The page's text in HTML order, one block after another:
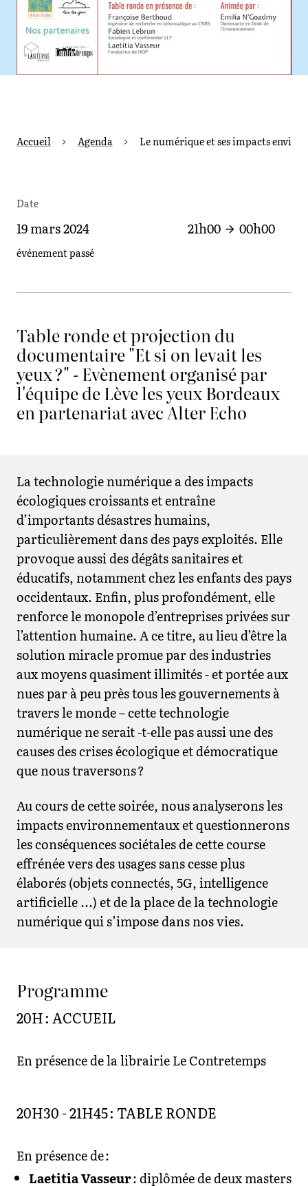
Accueil Agenda Le numérique et ses impacts
Date
19 mars 2024 21h00 00h00
événement passé
Table ronde et projection du
documentaire "Et si on levait les
yeux ?" - Evènement organisé par
l'équipe de Lève les yeux Bordeaux
en partenariat avec Alter Echo
La technologie numérique a des impacts
écologiques croissants et entraîne
d’importants désastres humains,
particulièrement dans des pays exploités. Elle
provoque aussi des dégâts sanitaires et
éducatifs, notamment chez les enfants des pays
occidentaux. Enfin, plus profondément, elle
renforce le monopole d’entreprises privées sur
l’attention humaine. A ce titre, au lieu d’être la
solution miracle promue par des industries
aux moyens quasiment illimités - et portée aux
nues par à peu près tous les gouvernements à
travers le monde – cette technologie
numérique ne serait -t-elle pas aussi une des
causes des crises écologique et démocratique
que nous traversons ?
Au cours de cette soirée, nous analyserons les
impacts environnementaux et questionnerons
les conséquences sociétales de cette course
effrénée vers des usages sans cesse plus
élaborés (objets connectés, 5G, intelligence
artificielle ...) et de la place de la technologie
numérique qui s’impose dans nos vies.
Programme
20H : ACCUEIL
En présence de la librairie Le Contretemps
20H30 - 21H45 : TABLE RONDE
En présence de :
Laetitia Vasseur: diplômée de deux masters